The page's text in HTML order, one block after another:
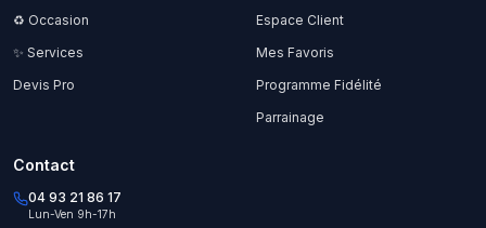
♻️ Occasion
✨ Services
Devis Pro
Espace Client
Mes Favoris
Programme Fidélité
Parrainage
Contact
04 93 21 86 17
Lun-Ven 9h-17h